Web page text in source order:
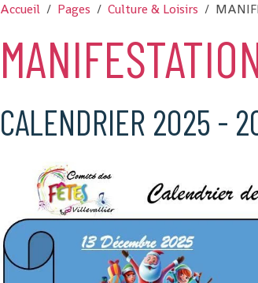
Accueil Pages Culture & Loisirs
CALENDRIER 2025 -